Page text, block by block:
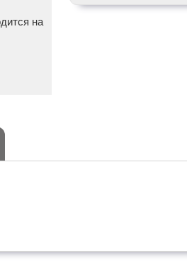
на